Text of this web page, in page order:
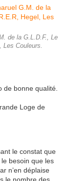
de la G.L.D.F., Le
Les Couleurs.
de bonne qualité.
Loge de
le constat que
le besoin que les
n’en déplaise